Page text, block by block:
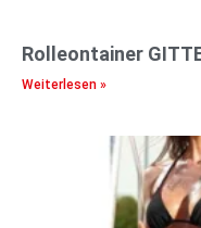
Rolleontainer
Weiterlesen »